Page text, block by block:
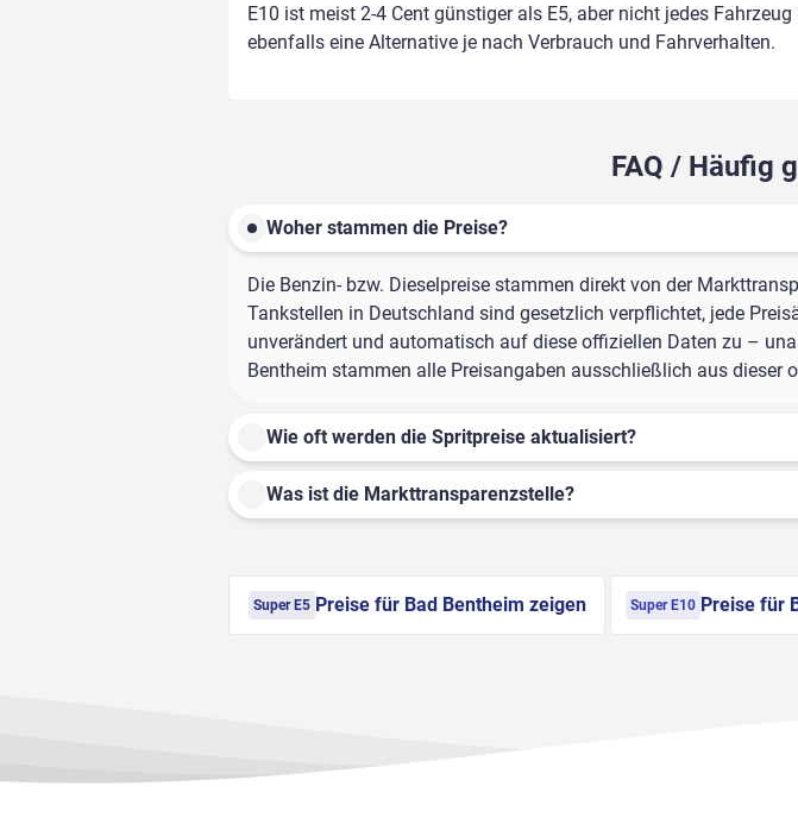
E10 ist meist 2-4 Cent günstiger als E5, aber nicht jedes
ebenfalls eine Alternative je nach Verbrauch und Fahrverhalten.
FAQ / Häufig
Woher stammen die Preise?
Die Benzin- bzw. Dieselpreise stammen direkt von der
Tankstellen in Deutschland sind gesetzlich verpflichtet, jede
unverändert und automatisch auf diese offiziellen Daten zu –
Bentheim stammen alle Preisangaben ausschließlich aus dieser
Wie oft werden die Spritpreise aktualisiert?
Was ist die Markttransparenzstelle?
Super E5 Preise für Bad Bentheim zeigen Super E10 Preise für